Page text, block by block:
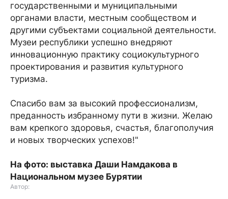
государственными и муниципальными
органами власти, местным сообществом и
другими субъектами социальной деятельности.
Музеи республики успешно внедряют
инновационную практику социокультурного
проектирования и развития культурного
туризма.
Спасибо вам за высокий профессионализм,
преданность избранному пути в жизни. Желаю
вам крепкого здоровья, счастья, благополучия
и новых творческих успехов!"
На фото: выставка Даши Намдакова в
Национальном музее Бурятии
Автор: